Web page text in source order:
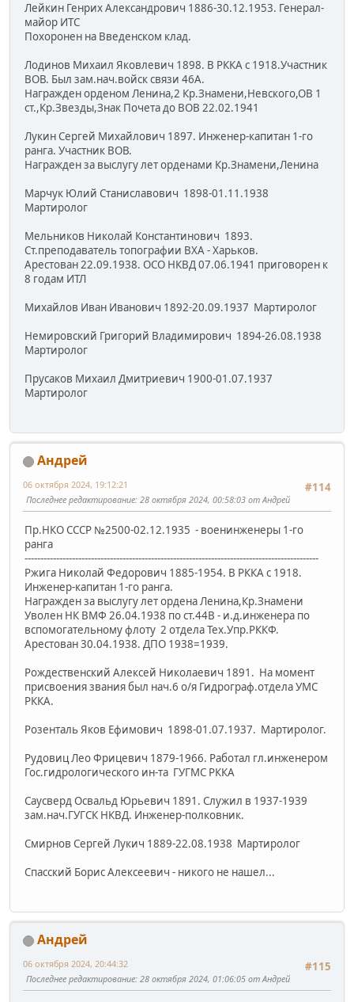
Лейкин Генрих Александрович 1886-30.12.1953. Генерал-
майор ИТС
Похоронен на Введенском клад.
Лодинов Михаил Яковлевич 1898. В РККА с 1918.Участник
ВОВ. Был зам.нач.войск связи 46А.
Награжден орденом Ленина,2 Кр.Знамени,Невского,ОВ 1
ст.,Кр.Звезды,Знак Почета до ВОВ 22.02.1941
Лукин Сергей Михайлович 1897. Инженер-капитан 1-го
ранга. Участник ВОВ.
Награжден за выслугу лет орденами Кр.Знамени,Ленина
Марчук Юлий Станиславович 1898-01.11.1938
Мартиролог
Мельников Николай Константинович 1893.
Ст.преподаватель топографии ВХА - Харьков.
Арестован 22.09.1938. ОСО НКВД 07.06.1941 приговорен к
8 годам ИТЛ
Михайлов Иван Иванович 1892-20.09.1937 Мартиролог
Немировский Григорий Владимирович 1894-26.08.1938
Мартиролог
Прусаков Михаил Дмитриевич 1900-01.07.1937
Мартиролог
Андрей
#114
06 октября 2024, 19:12:21
Последнее редактирование: 28 октября 2024, 00:58:03 от Андрей
Пр.НКО СССР №2500-02.12.1935 - военинженеры 1-го
ранга
---------------------------------------------------------------------------------------------
Ржига Николай Федорович 1885-1954. В РККА с 1918.
Инженер-капитан 1-го ранга.
Награжден за выслугу лет ордена Ленина,Кр.Знамени
Уволен НК ВМФ 26.04.1938 по ст.44В - и.д.инженера по
вспомогательному флоту 2 отдела Тех.Упр.РККФ.
Арестован 30.04.1938. ДПО 1938=1939.
Рождественский Алексей Николаевич 1891. На момент
присвоения звания был нач.6 о/я Гидрограф.отдела УМС
РККА.
Розенталь Яков Ефимович 1898-01.07.1937. Мартиролог.
Рудовиц Лео Фрицевич 1879-1966. Работал гл.инженером
Гос.гидрологического ин-та ГУГМС РККА
Саусверд Освальд Юрьевич 1891. Служил в 1937-1939
зам.нач.ГУГСК НКВД. Инженер-полковник.
Смирнов Сергей Лукич 1889-22.08.1938 Мартиролог
Спасский Борис Алексеевич - никого не нашел...
Андрей
#115
06 октября 2024, 20:44:32
Последнее редактирование: 28 октября 2024, 01:06:05 от Андрей